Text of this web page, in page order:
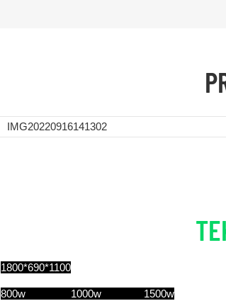
1800*690*1100
800w 1000w 1500w